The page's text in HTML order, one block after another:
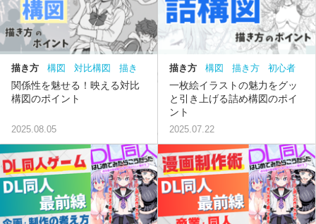
描き方 構図 対比構図
描き
方
関係性を魅せる！映える対比
構図のポイント
2025.08.05
描き方 構図 描き方 初心者
一枚絵イラストの魅力をグッ
と引き上げる詰め構図のポイ
ント
2025.07.22